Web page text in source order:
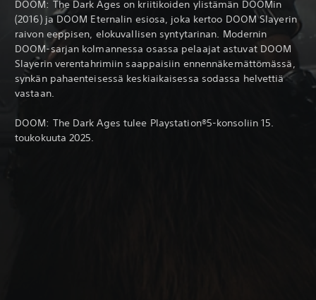
DOOM: The Dark Ages on kriitikoiden ylistämän DOOMin
(2016) ja DOOM Eternalin esiosa, joka kertoo DOOM Slayerin
raivon eeppisen, elokuvallisen syntytarinan. Modernin
DOOM-sarjan kolmannessa osassa pelaajat astuvat DOOM
Slayerin verentahrimiin saappaisiin ennennäkemättömässä,
synkän pahaenteisessä keskiaikaisessa sodassa helvettiä
vastaan.
DOOM: The Dark Ages tulee Playstation®5-konsoliin 15.
toukokuuta 2025.